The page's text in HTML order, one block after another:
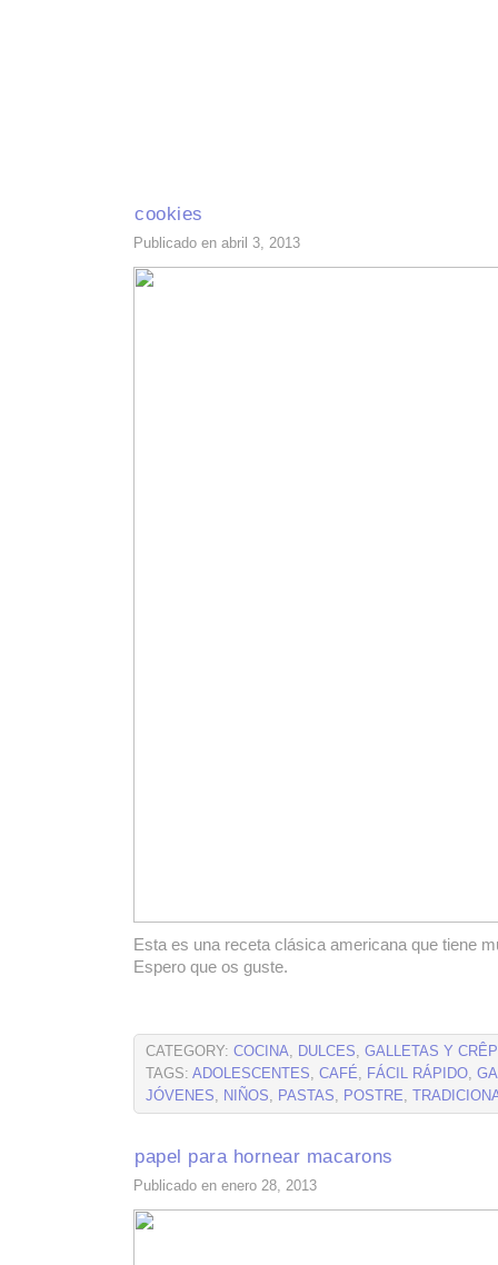
cookies
Publicado en abril 3, 2013
Esta es una receta clásica americana que tiene
Espero que os guste.
CATEGORY: COCINA, DULCES, GALLETAS Y
TAGS: ADOLESCENTES, CAFÉ, FÁCIL RÁPIDO,
JÓVENES, NIÑOS, PASTAS, POSTRE,
papel para hornear macarons
Publicado en enero 28, 2013